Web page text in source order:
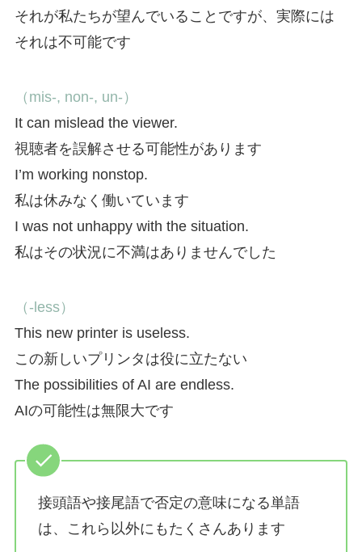
それが私たちが望んでいることですが、実際には
それは不可能です
（mis-, non-, un-）
It can mislead the viewer.
視聴者を誤解させる可能性があります
I’m working nonstop.
私は休みなく働いています
I was not unhappy with the situation.
私はその状況に不満はありませんでした
（-less）
This new printer is useless.
この新しいプリンタは役に立たない
The possibilities of AI are endless.
AIの可能性は無限大です
接頭語や接尾語で否定の意味になる単語
は、これら以外にもたくさんあります